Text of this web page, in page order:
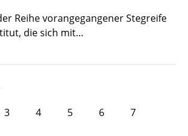
Reihe vorangegangener Stegreife
die sich mit…
3 4 5 6 7